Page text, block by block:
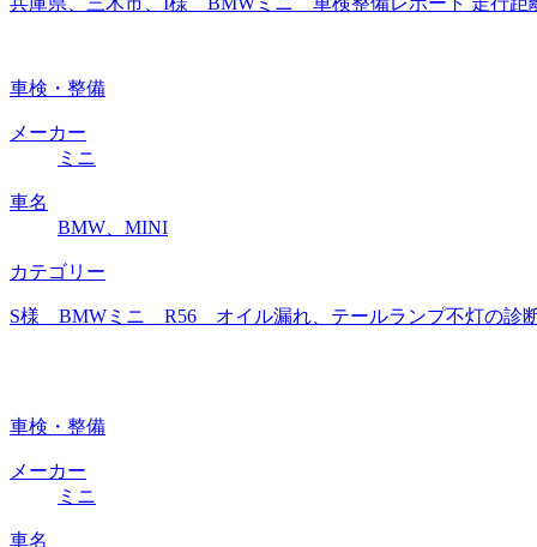
車検・整備
メーカー
ミニ
車名
BMW、MINI
カテゴリー
S様 BMWミニ R56 オイル漏れ、テールランプ不灯の診
車検・整備
メーカー
ミニ
車名